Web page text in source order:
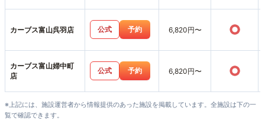
カーブス富山呉羽店 公式 予約 6,820円〜 ○
カーブス富山婦中町
店
公式 予約 6,820円〜 ○
※上記には、施設運営者から情報提供のあった施設を掲載しています。全施設は下の一
覧で確認できます。